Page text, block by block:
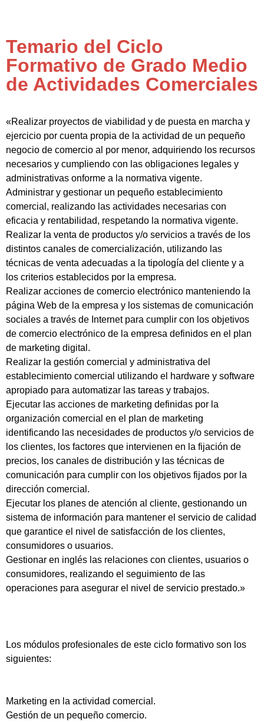
Temario del Ciclo
Formativo de Grado Medio
de Actividades Comerciales
«Realizar proyectos de viabilidad y de puesta en marcha y
ejercicio por cuenta propia de la actividad de un pequeño
negocio de comercio al por menor, adquiriendo los recursos
necesarios y cumpliendo con las obligaciones legales y
administrativas onforme a la normativa vigente.
Administrar y gestionar un pequeño establecimiento
comercial, realizando las actividades necesarias con
eficacia y rentabilidad, respetando la normativa vigente.
Realizar la venta de productos y/o servicios a través de los
distintos canales de comercialización, utilizando las
técnicas de venta adecuadas a la tipología del cliente y a
los criterios establecidos por la empresa.
Realizar acciones de comercio electrónico manteniendo la
página Web de la empresa y los sistemas de comunicación
sociales a través de Internet para cumplir con los objetivos
de comercio electrónico de la empresa definidos en el plan
de marketing digital.
Realizar la gestión comercial y administrativa del
establecimiento comercial utilizando el hardware y software
apropiado para automatizar las tareas y trabajos.
Ejecutar las acciones de marketing definidas por la
organización comercial en el plan de marketing
identificando las necesidades de productos y/o servicios de
los clientes, los factores que intervienen en la fijación de
precios, los canales de distribución y las técnicas de
comunicación para cumplir con los objetivos fijados por la
dirección comercial.
Ejecutar los planes de atención al cliente, gestionando un
sistema de información para mantener el servicio de calidad
que garantice el nivel de satisfacción de los clientes,
consumidores o usuarios.
Gestionar en inglés las relaciones con clientes, usuarios o
consumidores, realizando el seguimiento de las
operaciones para asegurar el nivel de servicio prestado.»
Los módulos profesionales de este ciclo formativo son los
siguientes:
Marketing en la actividad comercial.
Gestión de un pequeño comercio.